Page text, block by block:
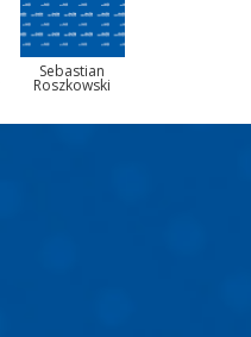
Sebastian
Roszkowski